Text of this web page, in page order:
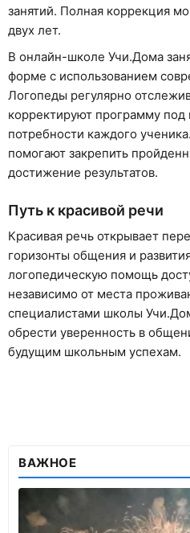
занятий. Полная коррекция
двух лет.
В онлайн-школе Учи.Дома
форме с использованием
Логопеды регулярно
корректируют программу под
потребности каждого
помогают закрепить
достижение результатов.
Путь к красивой речи
Красивая речь открывает
горизонты общения и
логопедическую помощь
независимо от места
специалистами школы
обрести уверенность в
будущим школьным успехам.
ВАЖНОЕ